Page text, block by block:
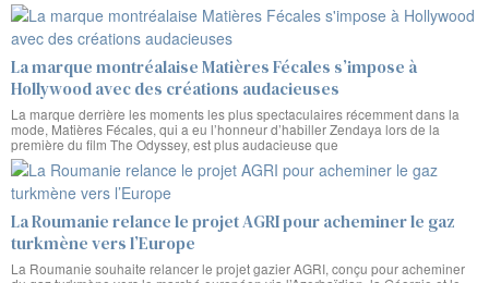
La marque montréalaise Matières Fécales s’impose à
Hollywood avec des créations audacieuses
La marque derrière les moments les plus spectaculaires récemment dans la
mode, Matières Fécales, qui a eu l’honneur d’habiller Zendaya lors de la
première du film The Odyssey, est plus audacieuse que
La Roumanie relance le projet AGRI pour acheminer le gaz
turkmène vers l’Europe
La Roumanie souhaite relancer le projet gazier AGRI, conçu pour acheminer